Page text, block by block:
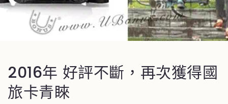
2016年 好評不斷，再次獲得國
旅卡青睞